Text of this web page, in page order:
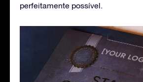
perfeitamente possível.